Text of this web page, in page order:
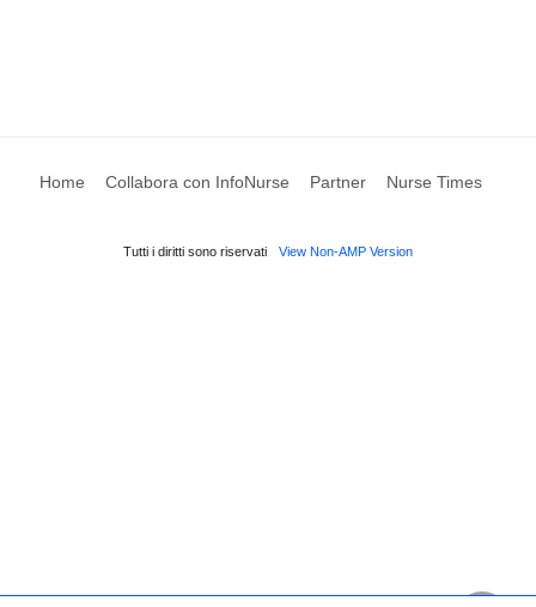
Home Collabora con InfoNurse Partner Nurse Times
Tutti i diritti sono riservati View Non-AMP Version